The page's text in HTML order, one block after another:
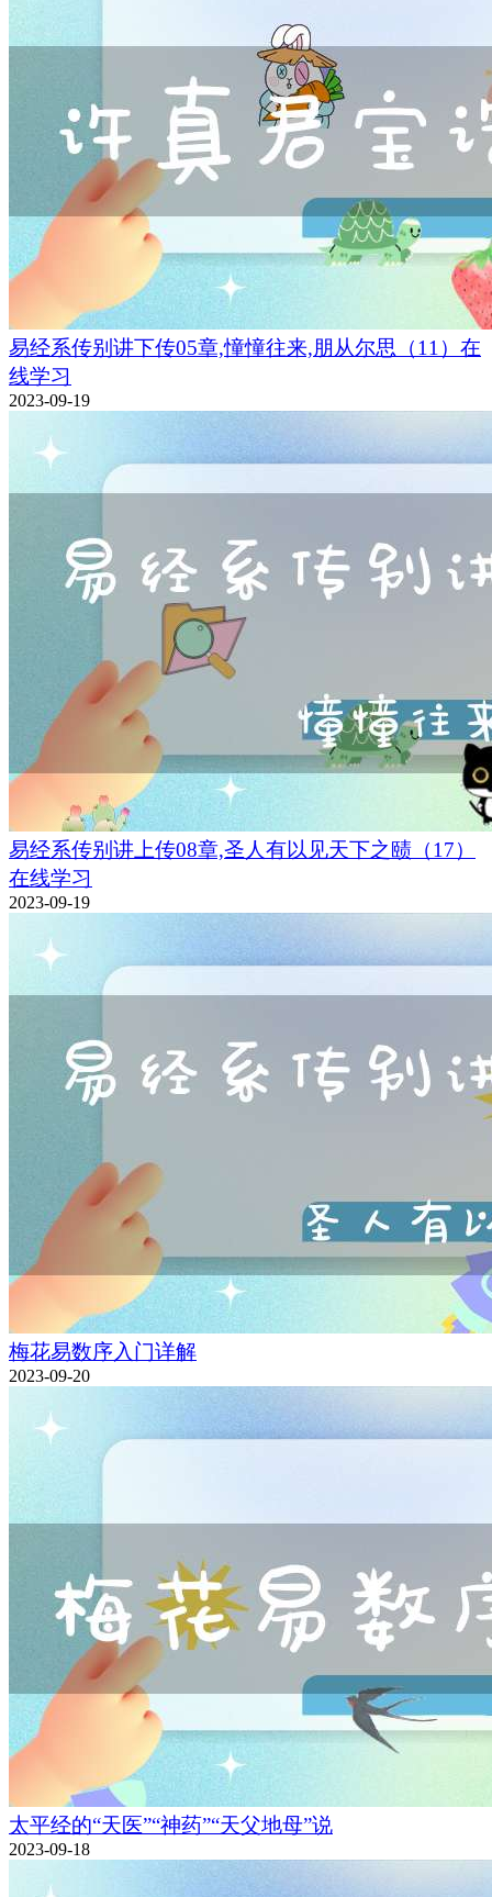
易经系传别讲下传05章,憧憧往来,朋从尔思（11）在
线学习
2023-09-19
易经系传别讲上传08章,圣人有以见天下之赜（17）
在线学习
2023-09-19
梅花易数序入门详解
2023-09-20
太平经的“天医”“神药”“天父地母”说
2023-09-18